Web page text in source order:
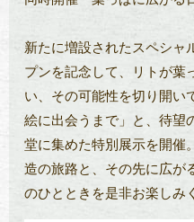
新たに増設されたスペシャ
プンを記念して、リトが葉
い、その可能性を切り開い
絵に出会うまで」と、待望
堂に集めた特別展示を開催
造の旅路と、その先に広が
のひとときを是非お楽しみ